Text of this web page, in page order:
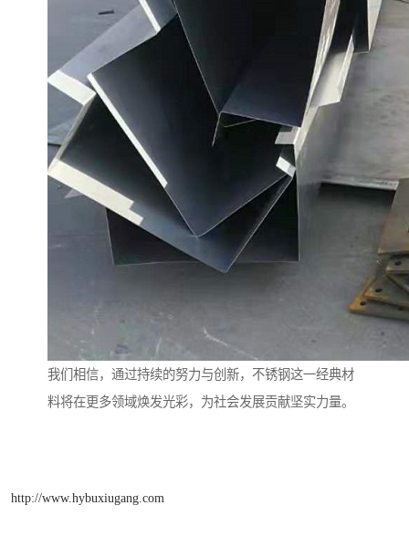
我们相信，通过持续的努力与创新，不锈钢这一经典材
料将在更多领域焕发光彩，为社会发展贡献坚实力量。
http://www.hybuxiugang.com